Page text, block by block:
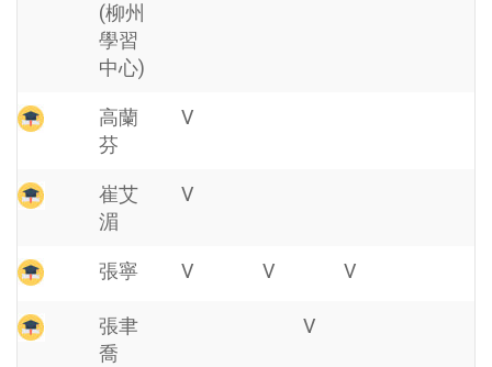
(柳州
學習
中心)
高蘭
芬
V
崔艾
湄
V
張寧 V V V
張聿
喬
V